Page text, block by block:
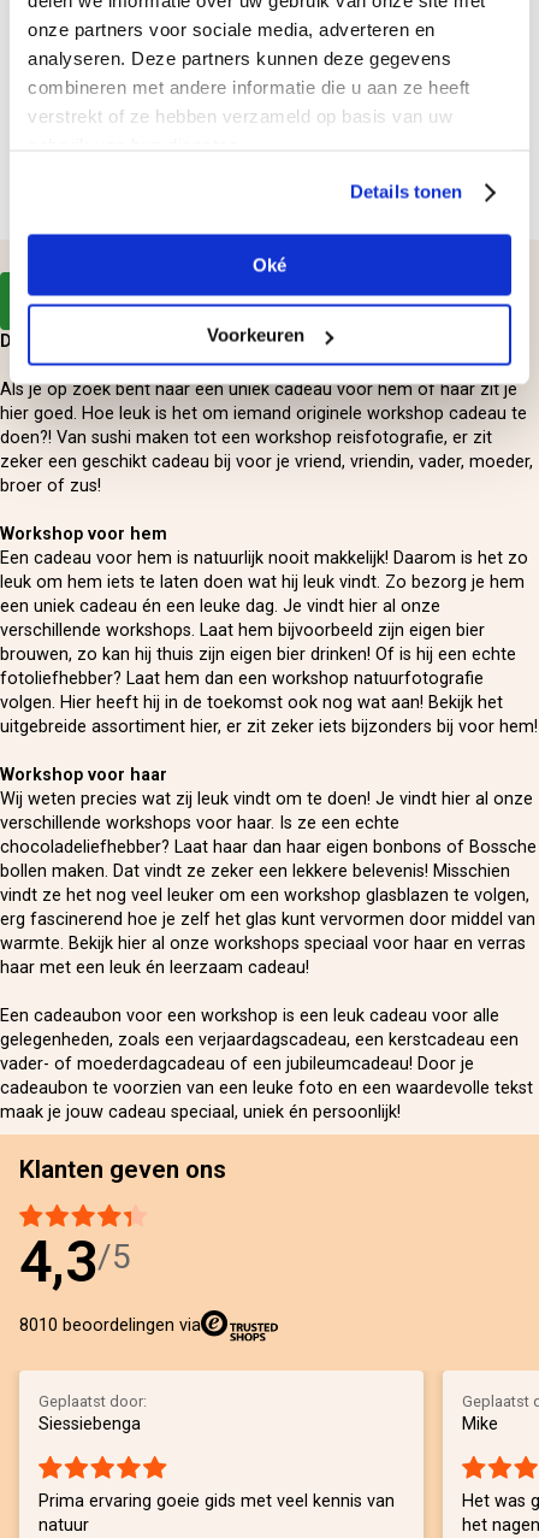
onze partners voor sociale media, adverteren en
analyseren. Deze partners kunnen deze gegevens
combineren met andere informatie die u aan ze heeft
verstrekt of ze hebben verzameld op basis van uw
Details tonen
Oké
Voorkeuren
8 reviews
Belevenis naar KEUZE
Diverse locaties in NL & BE
Zweefvliegen of lekker UIT-eten...? Kies zelf een Dagje-UIT
Vanaf 5,-
Alle cadeaus bekijken
DE LEUKSTE WORKSHOPS!
Als je op zoek bent naar een uniek cadeau voor hem of haar zit je
hier goed. Hoe leuk is het om iemand originele workshop cadeau te
doen?! Van sushi maken tot een workshop reisfotografie, er zit
zeker een geschikt cadeau bij voor je vriend, vriendin, vader, moeder,
broer of zus!
Workshop voor hem
Een cadeau voor hem is natuurlijk nooit makkelijk! Daarom is het zo
leuk om hem iets te laten doen wat hij leuk vindt. Zo bezorg je hem
een uniek cadeau én een leuke dag. Je vindt hier al onze
verschillende workshops. Laat hem bijvoorbeeld zijn eigen bier
brouwen, zo kan hij thuis zijn eigen bier drinken! Of is hij een echte
fotoliefhebber? Laat hem dan een workshop natuurfotografie
volgen. Hier heeft hij in de toekomst ook nog wat aan! Bekijk het
uitgebreide assortiment hier, er zit zeker iets bijzonders bij voor hem!
Workshop voor haar
Wij weten precies wat zij leuk vindt om te doen! Je vindt hier al onze
verschillende workshops voor haar. Is ze een echte
chocoladeliefhebber? Laat haar dan haar eigen bonbons of Bossche
bollen maken. Dat vindt ze zeker een lekkere belevenis! Misschien
vindt ze het nog veel leuker om een workshop glasblazen te volgen,
erg fascinerend hoe je zelf het glas kunt vervormen door middel van
warmte. Bekijk hier al onze workshops speciaal voor haar en verras
haar met een leuk én leerzaam cadeau!
Een cadeaubon voor een workshop is een leuk cadeau voor alle
gelegenheden, zoals een verjaardagscadeau, een kerstcadeau een
vader- of moederdagcadeau of een jubileumcadeau! Door je
cadeaubon te voorzien van een leuke foto en een waardevolle tekst
maak je jouw cadeau speciaal, uniek én persoonlijk!
Klanten geven ons
4,3/5
8010 beoordelingen via
Geplaatst door:
Siessiebenga
Prima ervaring goeie gids met veel kennis van
natuur
Geplaatst
Mike
Het was
het